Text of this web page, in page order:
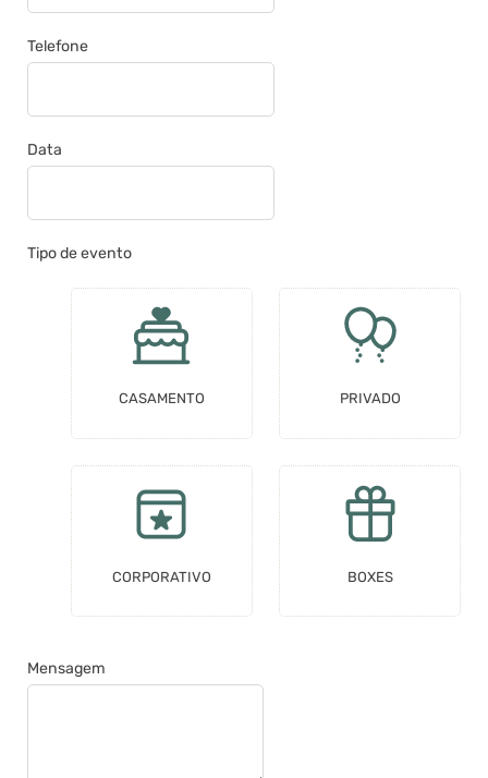
Telefone
Data
Tipo de evento
CASAMENTO PRIVADO
CORPORATIVO BOXES
Mensagem